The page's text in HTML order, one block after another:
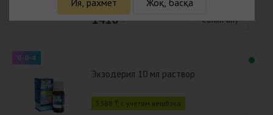
1410 ₸ Сатып алу
0-0-4
Экзодерил 10 мл раствор
5388 ₸ с учётом кешбэка